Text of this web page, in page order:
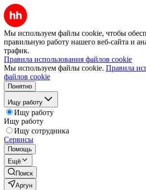
Мы используем файлы cookie, чтобы
правильную работу нашего веб-сайта и
трафик.
Правила использования файлов cookie
Мы используем файлы cookie. Правила
файлов cookie
Понятно
Ищу работу
Ищу работу
Ищу работу
Ищу сотрудника
Сервисы
Помощь
Ещё
Поиск
Аргун